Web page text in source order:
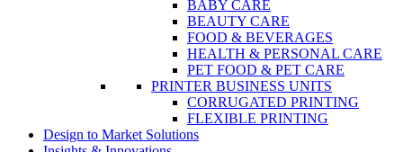
BABY CARE
BEAUTY CARE
FOOD & BEVERAGES
HEALTH & PERSONAL CARE
PET FOOD & PET CARE
PRINTER BUSINESS UNITS
CORRUGATED PRINTING
FLEXIBLE PRINTING
Design to Market Solutions